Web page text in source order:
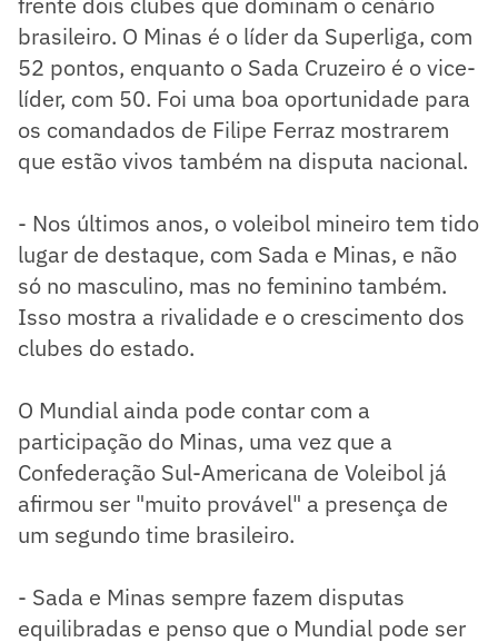
brasileiro. O Minas é o líder da Superliga, com
52 pontos, enquanto o Sada Cruzeiro é o vice-
líder, com 50. Foi uma boa oportunidade para
os comandados de Filipe Ferraz mostrarem
que estão vivos também na disputa nacional.
- Nos últimos anos, o voleibol mineiro tem tido
lugar de destaque, com Sada e Minas, e não
só no masculino, mas no feminino também.
Isso mostra a rivalidade e o crescimento dos
clubes do estado.
O Mundial ainda pode contar com a
participação do Minas, uma vez que a
Confederação Sul-Americana de Voleibol já
afirmou ser "muito provável" a presença de
um segundo time brasileiro.
- Sada e Minas sempre fazem disputas
equilibradas e penso que o Mundial pode ser